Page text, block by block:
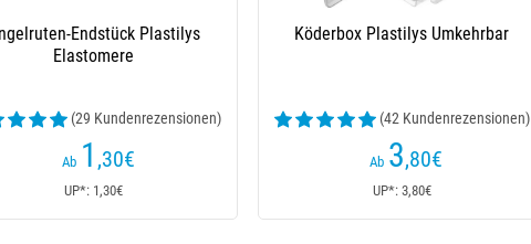
Endstück Plastilys
Elastomere
(29 Kundenrezensionen)
Ab 1 ,30€
UP*: 1,30€
Köderbox Plastilys Umkehrbar
(42 Kundenrezensionen)
Ab 3,80€
UP*: 3,80€